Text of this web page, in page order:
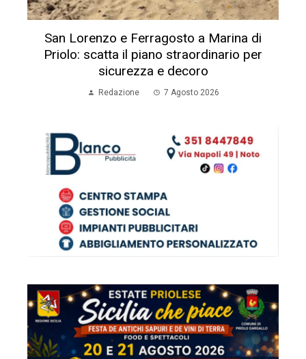
San Lorenzo e Ferragosto a Marina di
Priolo: scatta il piano straordinario per
sicurezza e decoro
Redazione 7 Agosto 2026